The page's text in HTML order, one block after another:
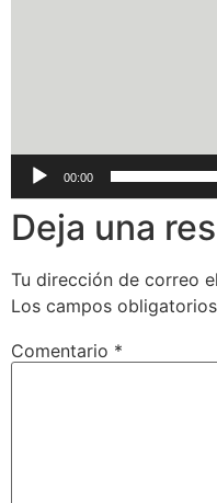
00:00
Deja una
Tu dirección de correo
Los campos
Comentario *